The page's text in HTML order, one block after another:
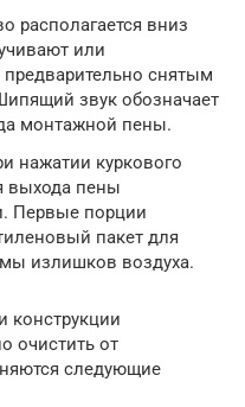
располагается вниз
или
снятым
звук обозначает
монтажной пены.
нажатии куркового
выхода пены
Первые порции
пакет для
излишков воздуха.
конструкции
очистить от
следующие